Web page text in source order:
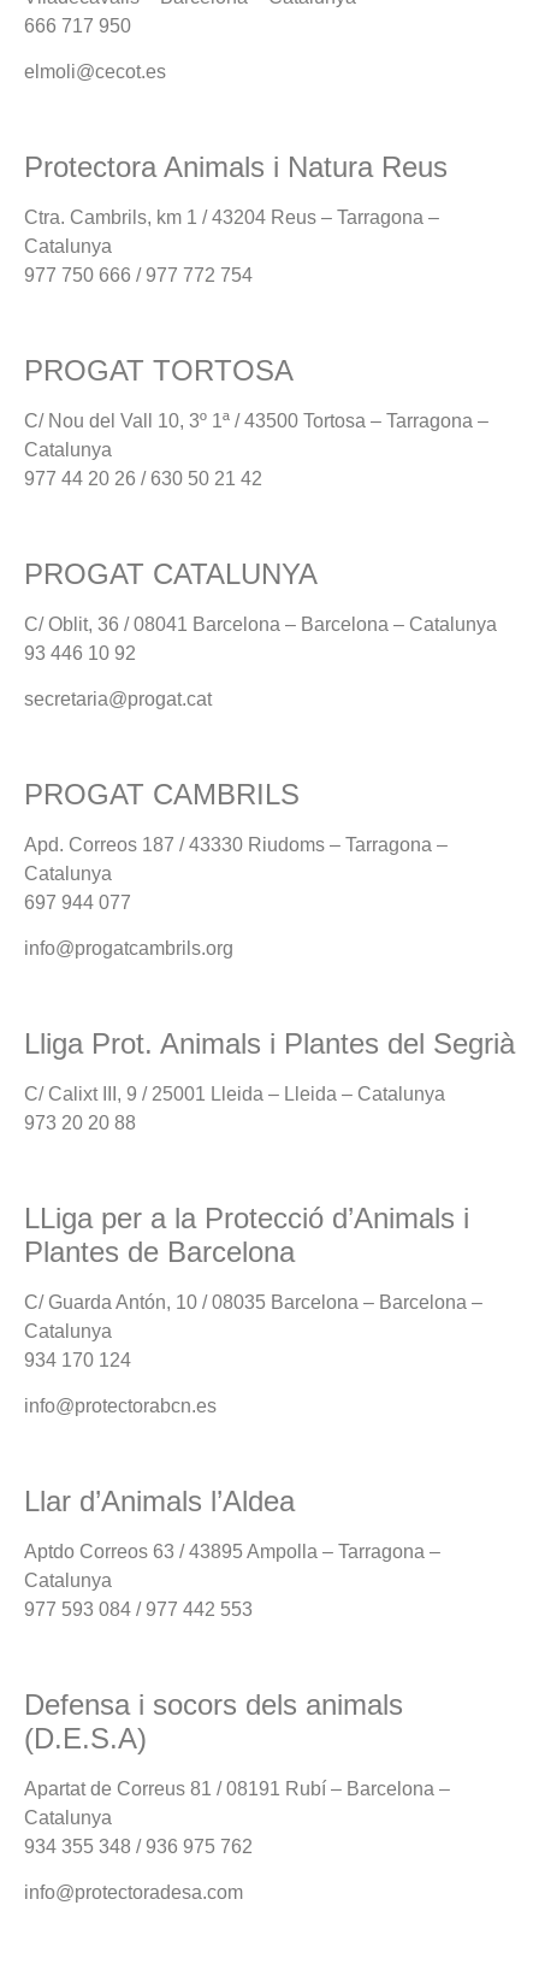
666 717 950
elmoli@cecot.es
Protectora Animals i Natura Reus
Ctra. Cambrils, km 1 / 43204 Reus – Tarragona –
Catalunya
977 750 666 / 977 772 754
PROGAT TORTOSA
C/ Nou del Vall 10, 3º 1ª / 43500 Tortosa – Tarragona –
Catalunya
977 44 20 26 / 630 50 21 42
PROGAT CATALUNYA
C/ Oblit, 36 / 08041 Barcelona – Barcelona – Catalunya
93 446 10 92
secretaria@progat.cat
PROGAT CAMBRILS
Apd. Correos 187 / 43330 Riudoms – Tarragona –
Catalunya
697 944 077
info@progatcambrils.org
Lliga Prot. Animals i Plantes del Segrià
C/ Calixt III, 9 / 25001 Lleida – Lleida – Catalunya
973 20 20 88
LLiga per a la Protecció d’Animals i
Plantes de Barcelona
C/ Guarda Antón, 10 / 08035 Barcelona – Barcelona –
Catalunya
934 170 124
info@protectorabcn.es
Llar d’Animals l’Aldea
Aptdo Correos 63 / 43895 Ampolla – Tarragona –
Catalunya
977 593 084 / 977 442 553
Defensa i socors dels animals
(D.E.S.A)
Apartat de Correus 81 / 08191 Rubí – Barcelona –
Catalunya
934 355 348 / 936 975 762
info@protectoradesa.com